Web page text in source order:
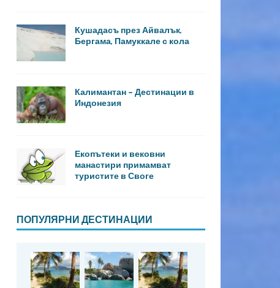
Кушадасъ през Айвалък,
Бергама, Памуккале с кола
Калимантан – Дестинации в
Индонезия
Екопътеки и вековни
манастири примамват
туристите в Своге
ПОПУЛЯРНИ ДЕСТИНАЦИИ